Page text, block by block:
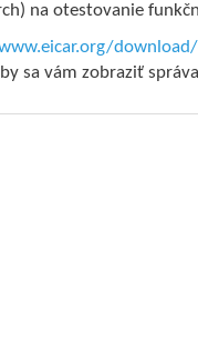
na otestovanie
download/
sa vám zobraziť